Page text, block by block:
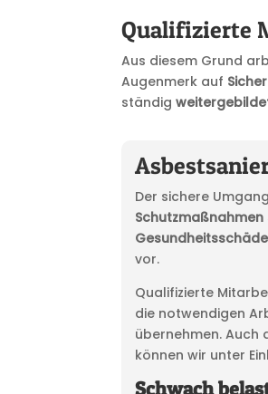
Qualifizierte
Aus diesem Grund
Augenmerk auf
ständig
Der sichere
Schutzmaßnahmen
vor.
Qualifizierte
die notwendigen
übernehmen. Auch
können wir unter
Schwach